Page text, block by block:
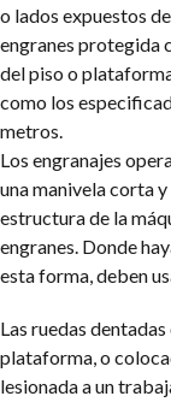
o lados expuestos
engranes protegida
del piso o
como los
metros.
Los engranajes
una manivela corta
estructura de la
engranes. Donde
esta forma, deben
Las ruedas
plataforma, o
lesionada a un